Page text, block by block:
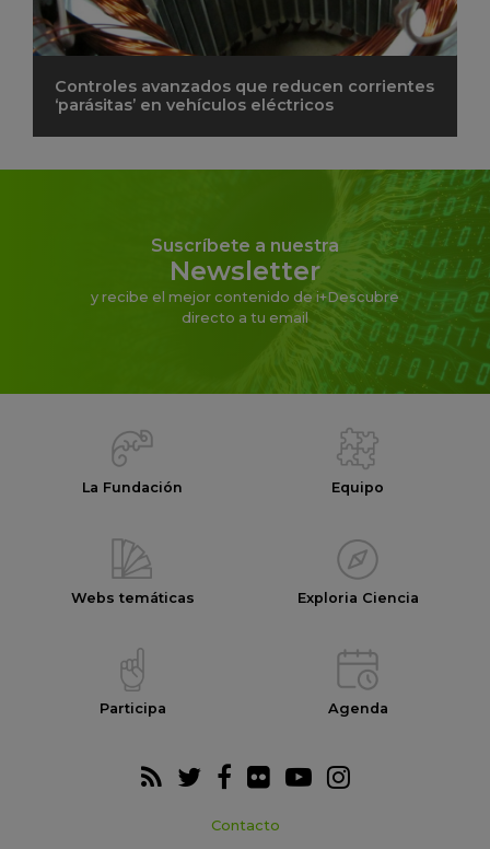
Controles avanzados que reducen corrientes
‘parásitas’ en vehículos eléctricos
Suscríbete a nuestra
Newsletter
y recibe el mejor contenido de i+Descubre
directo a tu email
La Fundación Equipo
Webs temáticas Exploria Ciencia
Participa Agenda
Contacto